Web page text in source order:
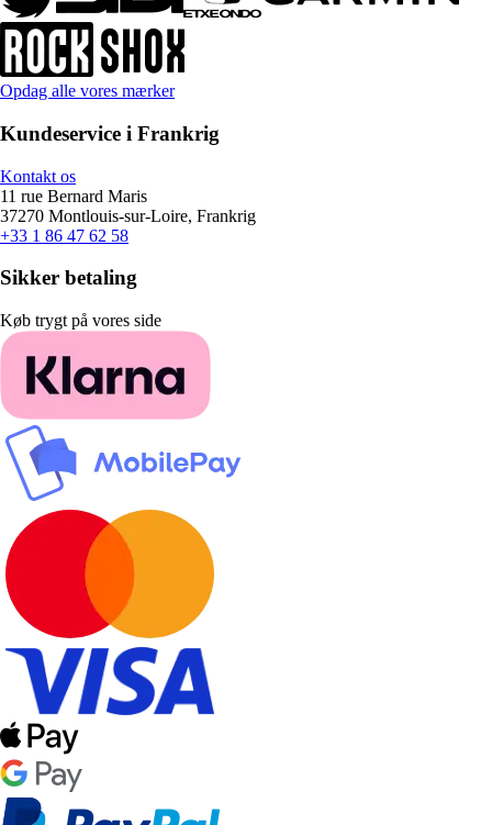
Opdag alle vores mærker
Kundeservice i Frankrig
Kontakt os
11 rue Bernard Maris
37270 Montlouis-sur-Loire, Frankrig
+33 1 86 47 62 58
Sikker betaling
Køb trygt på vores side